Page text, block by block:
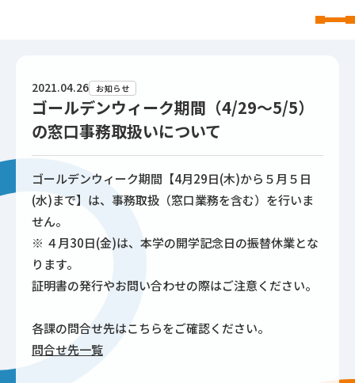
2021.04.26 お知らせ
ゴールデンウィーク期間（4/29～5/5）
の窓口事務取扱いについて
ゴールデンウィーク期間【4月29日(木)から５月５日
(水)まで】は、事務取扱（窓口業務を含む）を行いま
せん。
※ ４月30日(金)は、本学の開学記念日の振替休業とな
ります。
証明書の発行やお問い合わせの際はご注意ください。
各課の問合せ先はこちらをご確認ください。
問合せ先一覧